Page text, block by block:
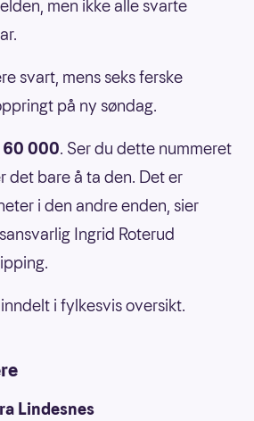
men ikke alle svarte
svart, mens seks ferske
på ny søndag.
000. Ser du dette nummeret
det bare å ta den. Det er
i den andre enden, sier
Ingrid Roterud
i fylkesvis oversikt.
Lindesnes